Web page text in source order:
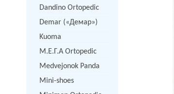
Dandino Ortopedic
Demar («Демар»)
Kuoma
M.Е.Г.А Ortopedic
Medvejonok Panda
Mini-shoes